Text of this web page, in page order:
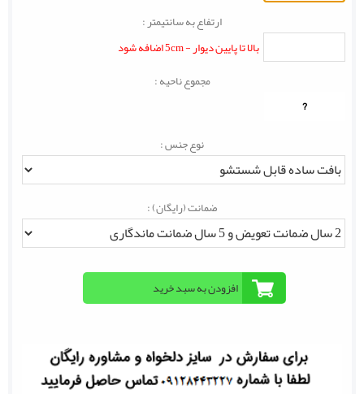
ارتفاع به سانتیمتر :
بالا تا پایین دیوار - 5cm اضافه شود
مجموع ناحیه :
?
نوع جنس :
ضمانت (رایگان) :